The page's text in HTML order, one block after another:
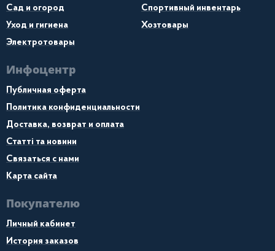
Сад и огород
Спортивный инвентарь
Уход и гигиена
Хозтовары
Электротовары
Инфоцентр
Публичная оферта
Политика конфиденциальности
Доставка, возврат и оплата
Статті та новини
Связаться с нами
Карта сайта
Покупателю
Личный кабинет
История заказов